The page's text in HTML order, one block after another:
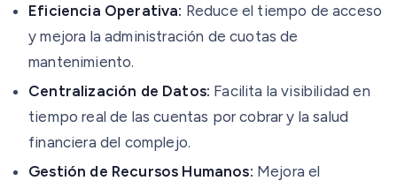
Eficiencia Operativa: Reduce el tiempo de acceso
y mejora la administración de cuotas de
mantenimiento.
Centralización de Datos: Facilita la visibilidad en
tiempo real de las cuentas por cobrar y la salud
financiera del complejo.
Gestión de Recursos Humanos: Mejora el